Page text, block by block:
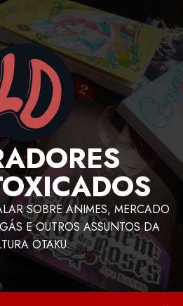
SOBRE ANIMES, MERCADO
E OUTROS ASSUNTOS DA
OTAKU.